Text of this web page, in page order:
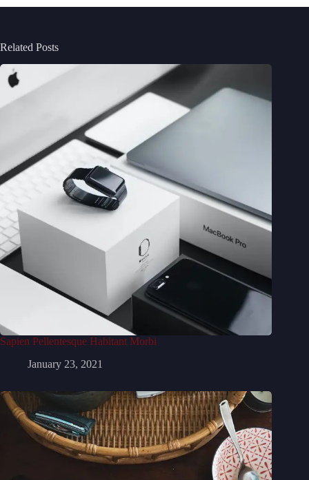
Related Posts
Sapien Pellentesque Habitant Morbi
January 23, 2021